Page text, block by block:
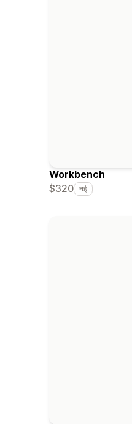
Workbench
$320 नई